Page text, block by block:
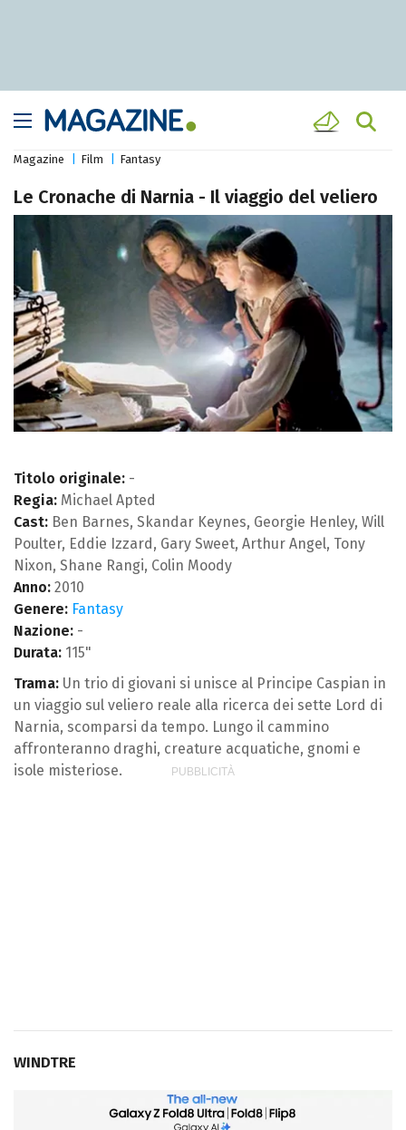
Magazine Film Fantasy
Le Cronache di Narnia - Il viaggio del veliero
Titolo originale: -
Regia: Michael Apted
Cast: Ben Barnes, Skandar Keynes, Georgie Henley, Will
Poulter, Eddie Izzard, Gary Sweet, Arthur Angel, Tony
Nixon, Shane Rangi, Colin Moody
Anno: 2010
Genere: Fantasy
Nazione: -
Durata: 115"
Trama: Un trio di giovani si unisce al Principe Caspian in
un viaggio sul veliero reale alla ricerca dei sette Lord di
Narnia, scomparsi da tempo. Lungo il cammino
affronteranno draghi, creature acquatiche, gnomi e
isole misteriose.
WINDTRE